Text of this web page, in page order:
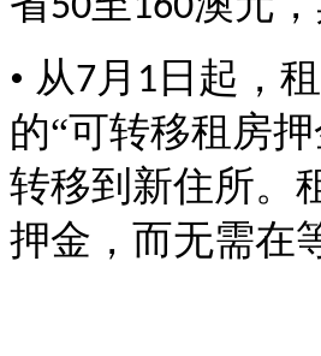
• 从7月 1 日起，
的“可转移租房
转移到新住所。
押金，而无需在